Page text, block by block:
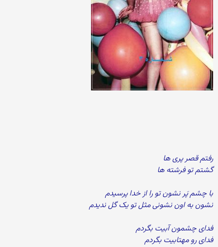
رفتم قصر پری ها
گشتم تو فرشته ها
با چشم پَر نشون تو را از خدا پرسیدم
نشون به اون نشونی مثل تو یک گل ندیدم
فدای چشمون آبیت بگردم
فدای رو مهتابیت بگردم